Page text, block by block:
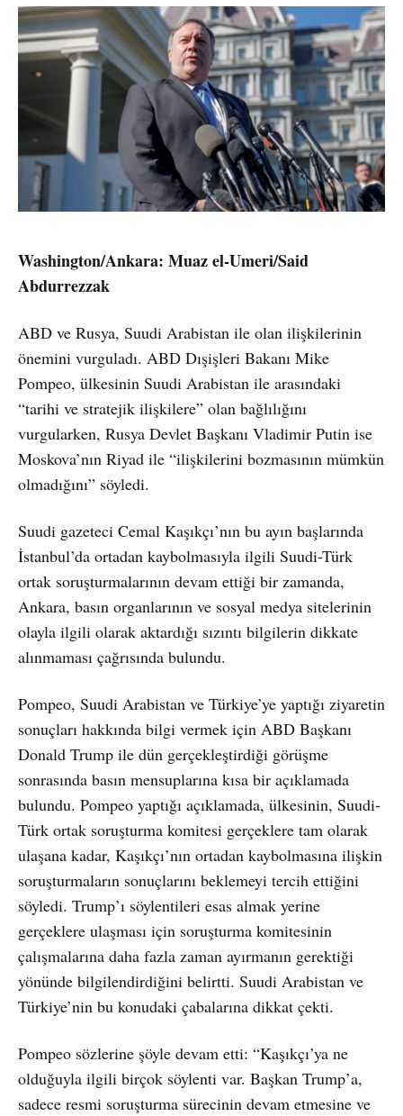
Washington/Ankara: Muaz el-Umeri/Said
Abdurrezzak
ABD ve Rusya, Suudi Arabistan ile olan ilişkilerinin
önemini vurguladı. ABD Dışişleri Bakanı Mike
Pompeo, ülkesinin Suudi Arabistan ile arasındaki
“tarihi ve stratejik ilişkilere” olan bağlılığını
vurgularken, Rusya Devlet Başkanı Vladimir Putin ise
Moskova’nın Riyad ile “ilişkilerini bozmasının mümkün
olmadığını” söyledi.
Suudi gazeteci Cemal Kaşıkçı’nın bu ayın başlarında
İstanbul’da ortadan kaybolmasıyla ilgili Suudi-Türk
ortak soruşturmalarının devam ettiği bir zamanda,
Ankara, basın organlarının ve sosyal medya sitelerinin
olayla ilgili olarak aktardığı sızıntı bilgilerin dikkate
alınmaması çağrısında bulundu.
Pompeo, Suudi Arabistan ve Türkiye’ye yaptığı ziyaretin
sonuçları hakkında bilgi vermek için ABD Başkanı
Donald Trump ile dün gerçekleştirdiği görüşme
sonrasında basın mensuplarına kısa bir açıklamada
bulundu. Pompeo yaptığı açıklamada, ülkesinin, Suudi-
Türk ortak soruşturma komitesi gerçeklere tam olarak
ulaşana kadar, Kaşıkçı’nın ortadan kaybolmasına ilişkin
soruşturmaların sonuçlarını beklemeyi tercih ettiğini
söyledi. Trump’ı söylentileri esas almak yerine
gerçeklere ulaşması için soruşturma komitesinin
çalışmalarına daha fazla zaman ayırmanın gerektiği
yönünde bilgilendirdiğini belirtti. Suudi Arabistan ve
Türkiye’nin bu konudaki çabalarına dikkat çekti.
Pompeo sözlerine şöyle devam etti: “Kaşıkçı’ya ne
olduğuyla ilgili birçok söylenti var. Başkan Trump’a,
sadece resmi soruşturma sürecinin devam etmesine ve